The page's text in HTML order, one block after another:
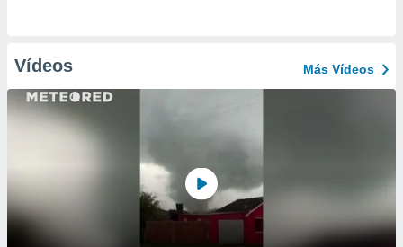
Vídeos Más Vídeos